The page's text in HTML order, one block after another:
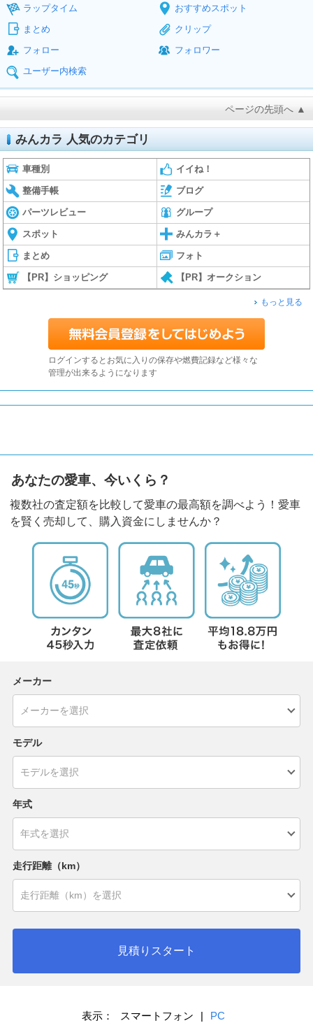
ラップタイム
おすすめスポット
まとめ
クリップ
フォロー
フォロワー
ユーザー内検索
ページの先頭へ ▲
みんカラ 人気のカテゴリ
車種別 イイね！
整備手帳 ブログ
パーツレビュー グループ
スポット みんカラ＋
まとめ フォト
【PR】ショッピング 【PR】オークション
もっと見る
ログインするとお気に入りの保存や燃費記録など様々な
管理が出来るようになります
あなたの愛車、今いくら？
複数社の査定額を比較して愛車の最高額を調べよう！愛車
を賢く売却して、購入資金にしませんか？
メーカー
モデル
年式
走行距離（km）
見積りスタート
表示： スマートフォン | PC